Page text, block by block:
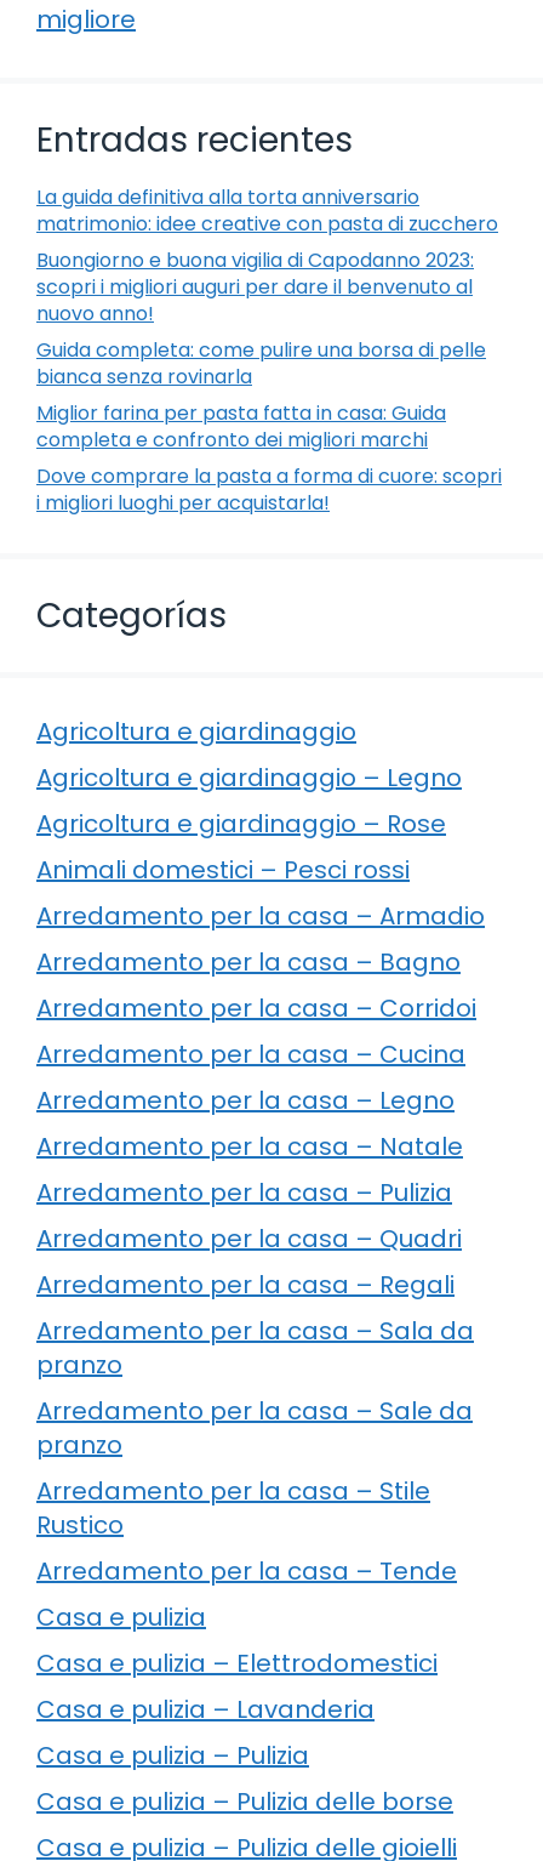
migliore
Entradas recientes
La guida definitiva alla torta anniversario
matrimonio: idee creative con pasta di zucchero
Buongiorno e buona vigilia di Capodanno 2023:
scopri i migliori auguri per dare il benvenuto al
nuovo anno!
Guida completa: come pulire una borsa di pelle
bianca senza rovinarla
Miglior farina per pasta fatta in casa: Guida
completa e confronto dei migliori marchi
Dove comprare la pasta a forma di cuore: scopri
i migliori luoghi per acquistarla!
Categorías
Agricoltura e giardinaggio
Agricoltura e giardinaggio – Legno
Agricoltura e giardinaggio – Rose
Animali domestici – Pesci rossi
Arredamento per la casa – Armadio
Arredamento per la casa – Bagno
Arredamento per la casa – Corridoi
Arredamento per la casa – Cucina
Arredamento per la casa – Legno
Arredamento per la casa – Natale
Arredamento per la casa – Pulizia
Arredamento per la casa – Quadri
Arredamento per la casa – Regali
Arredamento per la casa – Sala da
pranzo
Arredamento per la casa – Sale da
pranzo
Arredamento per la casa – Stile
Rustico
Arredamento per la casa – Tende
Casa e pulizia
Casa e pulizia – Elettrodomestici
Casa e pulizia – Lavanderia
Casa e pulizia – Pulizia
Casa e pulizia – Pulizia delle borse
Casa e pulizia – Pulizia delle gioielli